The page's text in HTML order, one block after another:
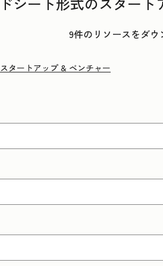
9件のリソースをダウ
スタートアップ & ベンチャー